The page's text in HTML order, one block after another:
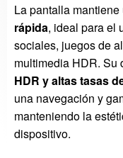
La pantalla mantiene
rápida, ideal para el
sociales, juegos de
multimedia HDR. Su
HDR y altas tasas
una navegación y
manteniendo la
dispositivo.